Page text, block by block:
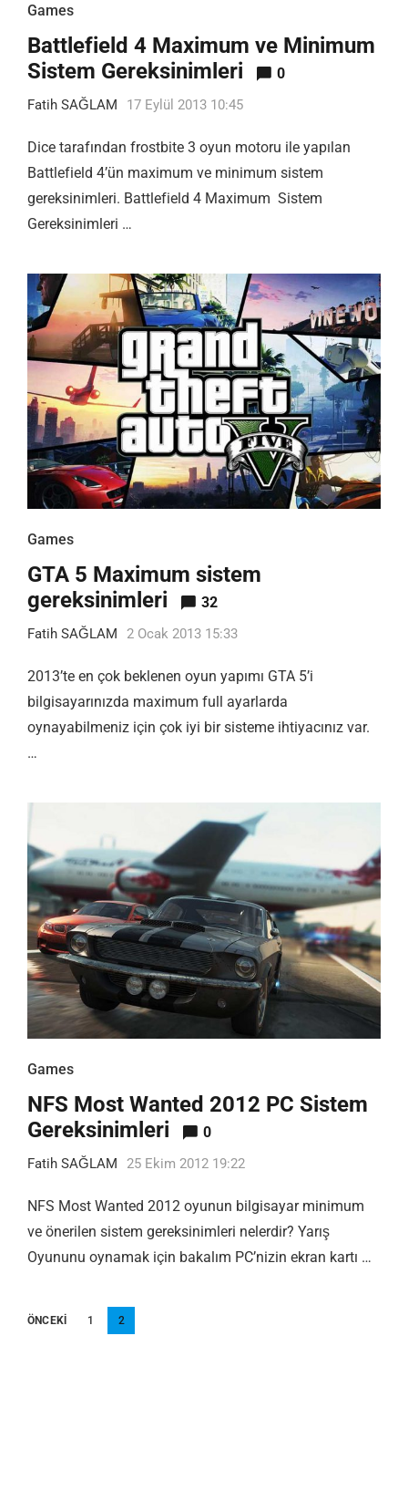
Games
Battlefield 4 Maximum ve Minimum
Sistem Gereksinimleri
0
Fatih SAĞLAM 17 Eylül 2013 10:45
Dice tarafından frostbite 3 oyun motoru ile yapılan
Battlefield 4’ün maximum ve minimum sistem
gereksinimleri. Battlefield 4 Maximum Sistem
Gereksinimleri …
Games
GTA 5 Maximum sistem
gereksinimleri
32
Fatih SAĞLAM 2 Ocak 2013 15:33
2013’te en çok beklenen oyun yapımı GTA 5’i
bilgisayarınızda maximum full ayarlarda
oynayabilmeniz için çok iyi bir sisteme ihtiyacınız var.
…
Games
NFS Most Wanted 2012 PC Sistem
Gereksinimleri
0
Fatih SAĞLAM 25 Ekim 2012 19:22
NFS Most Wanted 2012 oyunun bilgisayar minimum
ve önerilen sistem gereksinimleri nelerdir? Yarış
Oyununu oynamak için bakalım PC’nizin ekran kartı …
Yazı
ÖNCEKI 1 2